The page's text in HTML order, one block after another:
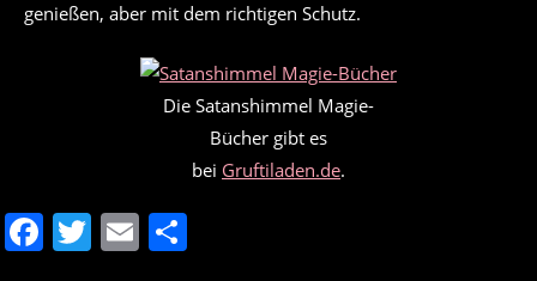
genießen, aber mit dem richtigen Schutz.
Die Satanshimmel Magie-
Bücher gibt es
bei Gruftiladen.de.
F T E